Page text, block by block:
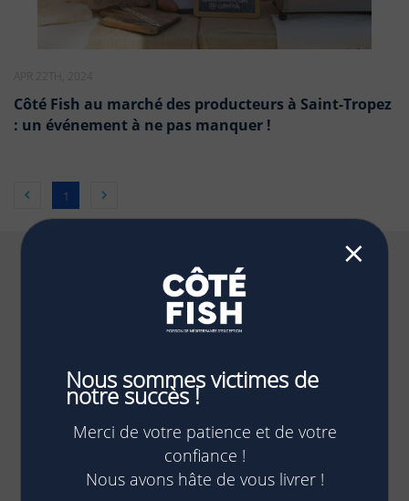
APR 22TH, 2024
Côté Fish au marché des producteurs à Saint-Tropez
: un événement à ne pas manquer !
 1 
PAIEMENT 100% SÉCURISÉ
Vérification 3D Secure
NOTRE LABORATOIRE SUR LE GRAU DU ROI
SERVICE CLIENTÈLE SUR MESURE
Nos clients sont satisfaits !
PÊCHE DURABLE ET ARTISANALE
En direct des pêcheurs
⨯
Nous sommes victimes de
notre succès !
Merci de votre patience et de votre
confiance !
Nous avons hâte de vous livrer !